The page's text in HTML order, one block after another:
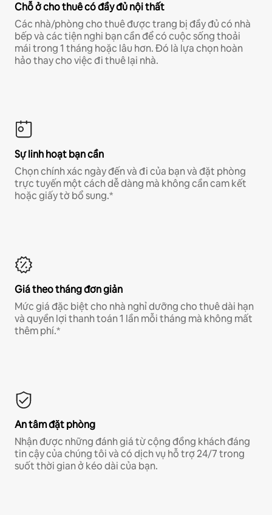
Chỗ ở cho thuê có đầy đủ nội thất
Các nhà/phòng cho thuê được trang bị đầy đủ có nhà
bếp và các tiện nghi bạn cần để có cuộc sống thoải
mái trong 1 tháng hoặc lâu hơn. Đó là lựa chọn hoàn
hảo thay cho việc đi thuê lại nhà.
Sự linh hoạt bạn cần
Chọn chính xác ngày đến và đi của bạn và đặt phòng
trực tuyến một cách dễ dàng mà không cần cam kết
hoặc giấy tờ bổ sung.*
Giá theo tháng đơn giản
Mức giá đặc biệt cho nhà nghỉ dưỡng cho thuê dài hạn
và quyền lợi thanh toán 1 lần mỗi tháng mà không mất
thêm phí.*
An tâm đặt phòng
Nhận được những đánh giá từ cộng đồng khách đáng
tin cậy của chúng tôi và có dịch vụ hỗ trợ 24/7 trong
suốt thời gian ở kéo dài của bạn.